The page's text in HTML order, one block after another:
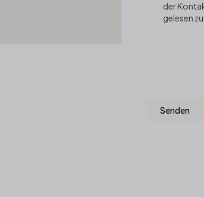
der
gelesen
Senden